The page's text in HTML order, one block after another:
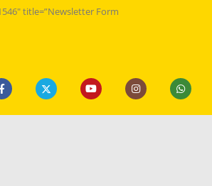
title=”Newsletter Form